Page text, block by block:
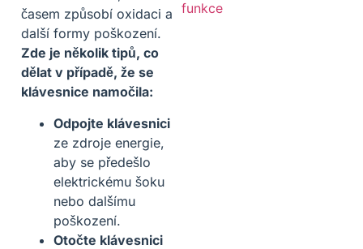
časem způsobí oxidaci a
další formy poškození.
Zde je několik tipů, co
dělat v případě, že se
klávesnice namočila:
Odpojte klávesnici
ze zdroje energie,
aby se předešlo
elektrickému šoku
nebo dalšímu
poškození.
Otočte klávesnici